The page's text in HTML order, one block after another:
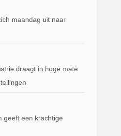
maandag uit naar
draagt in hoge mate
geeft een krachtige